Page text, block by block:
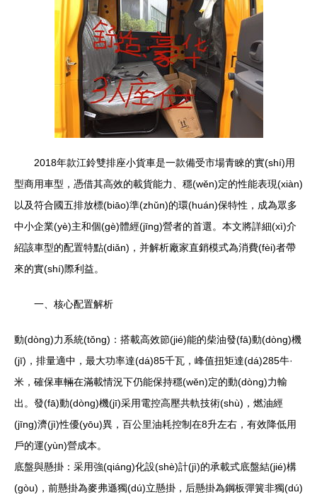
2018年款江鈴雙排座小貨車是一款備受市場青睞的實(shí)用
型商用車型，憑借其高效的載貨能力、穩(wěn)定的性能表現(xiàn)
以及符合國五排放標(biāo)準(zhǔn)的環(huán)保特性，成為眾多
中小企業(yè)主和個(gè)體經(jīng)營者的首選。本文將詳細(xì)介
紹該車型的配置特點(diǎn)，并解析廠家直銷模式為消費(fèi)者帶
來的實(shí)際利益。
一、核心配置解析
動(dòng)力系統(tǒng)：搭載高效節(jié)能的柴油發(fā)動(dòng)機
(jī)，排量適中，最大功率達(dá)85千瓦，峰值扭矩達(dá)285牛·
米，確保車輛在滿載情況下仍能保持穩(wěn)定的動(dòng)力輸
出。發(fā)動(dòng)機(jī)采用電控高壓共軌技術(shù)，燃油經
(jīng)濟(jì)性優(yōu)異，百公里油耗控制在8升左右，有效降低用
戶的運(yùn)營成本。
底盤與懸掛：采用強(qiáng)化設(shè)計(jì)的承載式底盤結(jié)構
(gòu)，前懸掛為麥弗遜獨(dú)立懸掛，后懸掛為鋼板彈簧非獨(dú)